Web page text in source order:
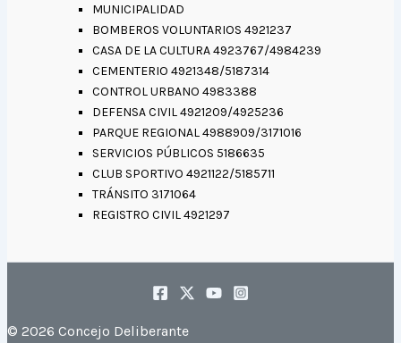
MUNICIPALIDAD
BOMBEROS VOLUNTARIOS 4921237
CASA DE LA CULTURA 4923767/4984239
CEMENTERIO 4921348/5187314
CONTROL URBANO 4983388
DEFENSA CIVIL 4921209/4925236
PARQUE REGIONAL 4988909/3171016
SERVICIOS PÚBLICOS 5186635
CLUB SPORTIVO 4921122/5185711
TRÁNSITO 3171064
REGISTRO CIVIL 4921297
© 2026 Concejo Deliberante